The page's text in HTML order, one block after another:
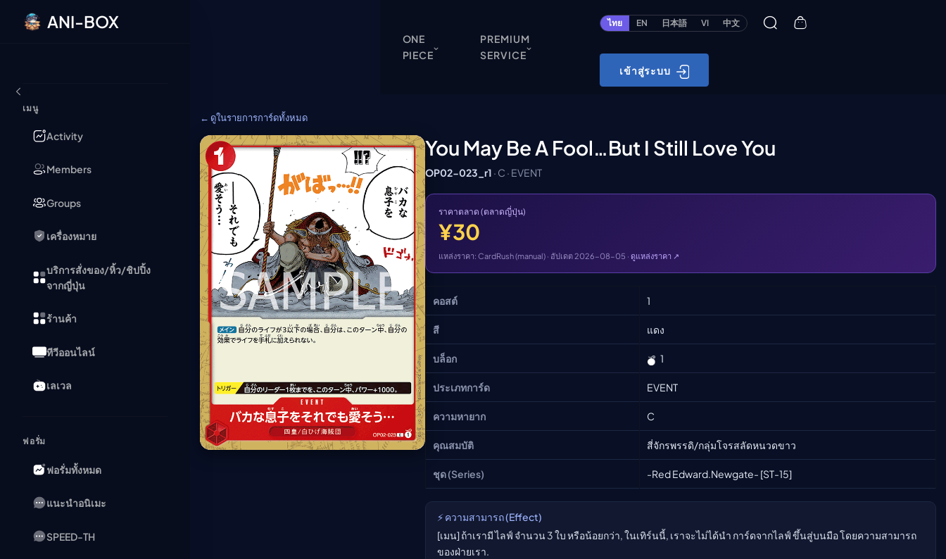
ข้ามไปยังเนื้อหา
ANI-BOX
เมนู
Activity
Members
Groups
เครื่องหมาย
บริการสั่งของ/หิ้ว/ชิปปิ้ง
จากญี่ปุ่น
ร้านค้า
ทีวีออนไลน์
เลเวล
ฟอรั่ม
ฟอรั่มทั้งหมด
แนะนำอนิเมะ
SPEED-TH
ONE
PIECE
PREMIUM
SERVICE
ไทย EN 日本語 VI 中文
เข้าสู่ระบบ
Collection
Deck Library
PREMIUM SERVICE
ตารางออกอากาศอนิเมะ (คืนนี้)
ตารางออกอากาศอนิเมะ
← ดูในรายการการ์ดทั้งหมด
You May Be A Fool…but I Still Love You
OP02-023_r1 · C · EVENT
ราคาตลาด (ตลาดญี่ปุ่น)
¥30
แหล่งราคา: CardRush (manual) · อัปเดต 2026-08-05 · ดูแหล่งราคา ↗
คอสต์ 1
สี แดง
บล็อก 1
ประเภทการ์ด EVENT
ความหายาก C
คุณสมบัติ สี่จักรพรรดิ/กลุ่มโจรสลัดหนวดขาว
ชุด (Series) -Red Edward.Newgate- [ST-15]
⚡ ความสามารถ (Effect)
[เมน] ถ้าเรามี ไลฟ์ จำนวน 3 ใบ หรือน้อยกว่า, ในเทิร์นนี้, เราจะไม่ได้นำ การ์ดจากไลฟ์ ขึ้นสู่บนมือ โดยความสามารถ
ของฝ่ายเรา.